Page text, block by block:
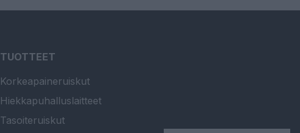
TUOTTEET
Korkeapaineruiskut
Hiekkapuhalluslaitteet
Tasoiteruiskut